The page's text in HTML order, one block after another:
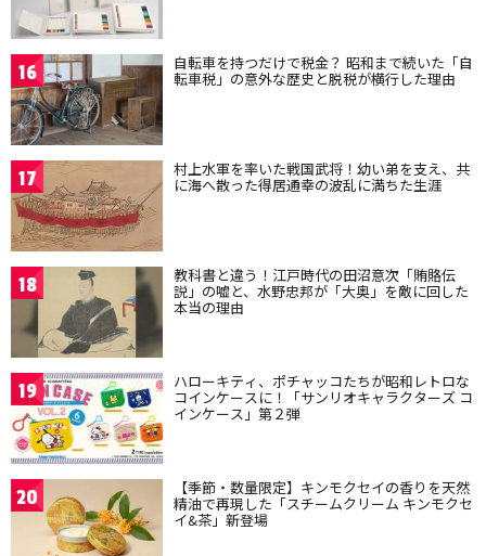
16 自転車を持つだけで税金？ 昭和まで続いた「自
転車税」の意外な歴史と脱税が横行した理由
17 村上水軍を率いた戦国武将！幼い弟を支え、共
に海へ散った得居通幸の波乱に満ちた生涯
18 教科書と違う！江戸時代の田沼意次「賄賂伝
説」の嘘と、水野忠邦が「大奥」を敵に回した
本当の理由
19 ハローキティ、ポチャッコたちが昭和レトロな
コインケースに！「サンリオキャラクターズ コ
インケース」第２弾
20 【季節・数量限定】キンモクセイの香りを天然
精油で再現した「スチームクリーム キンモクセ
イ&茶」新登場